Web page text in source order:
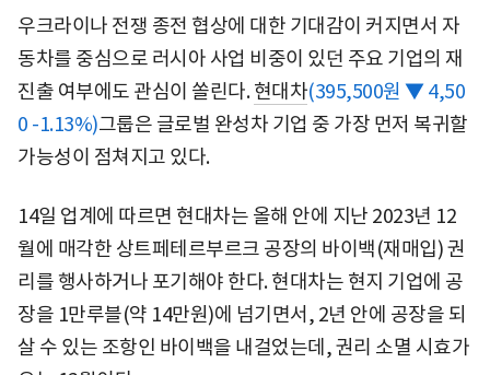
우크라이나 전쟁 종전 협상에 대한 기대감이 커지면서 자
동차를 중심으로 러시아 사업 비중이 있던 주요 기업의 재
진출 여부에도 관심이 쏠린다.현대차(395,500원 ▼ 4,50
0 -1.13%)그룹은 글로벌 완성차 기업 중 가장 먼저 복귀할
가능성이 점쳐지고 있다.
14일 업계에 따르면 현대차는 올해 안에 지난 2023년 12
월에 매각한 상트페테르부르크 공장의 바이백(재매입) 권
리를 행사하거나 포기해야 한다. 현대차는 현지 기업에 공
장을 1만루블(약 14만원)에 넘기면서, 2년 안에 공장을 되
살 수 있는 조항인 바이백을 내걸었는데, 권리 소멸 시효가